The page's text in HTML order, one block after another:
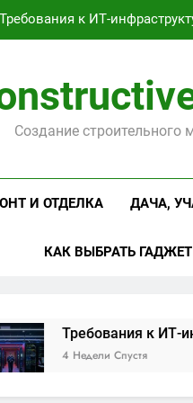
Требования к ИТ-
и серийное
косметика и
к ИТ-
и серийное
Создание строительного
И ОТДЕЛКА ДАЧА,
КАК ВЫБРАТЬ ГАДЖЕТ
Требования к ИТ-
4 Недели Спустя